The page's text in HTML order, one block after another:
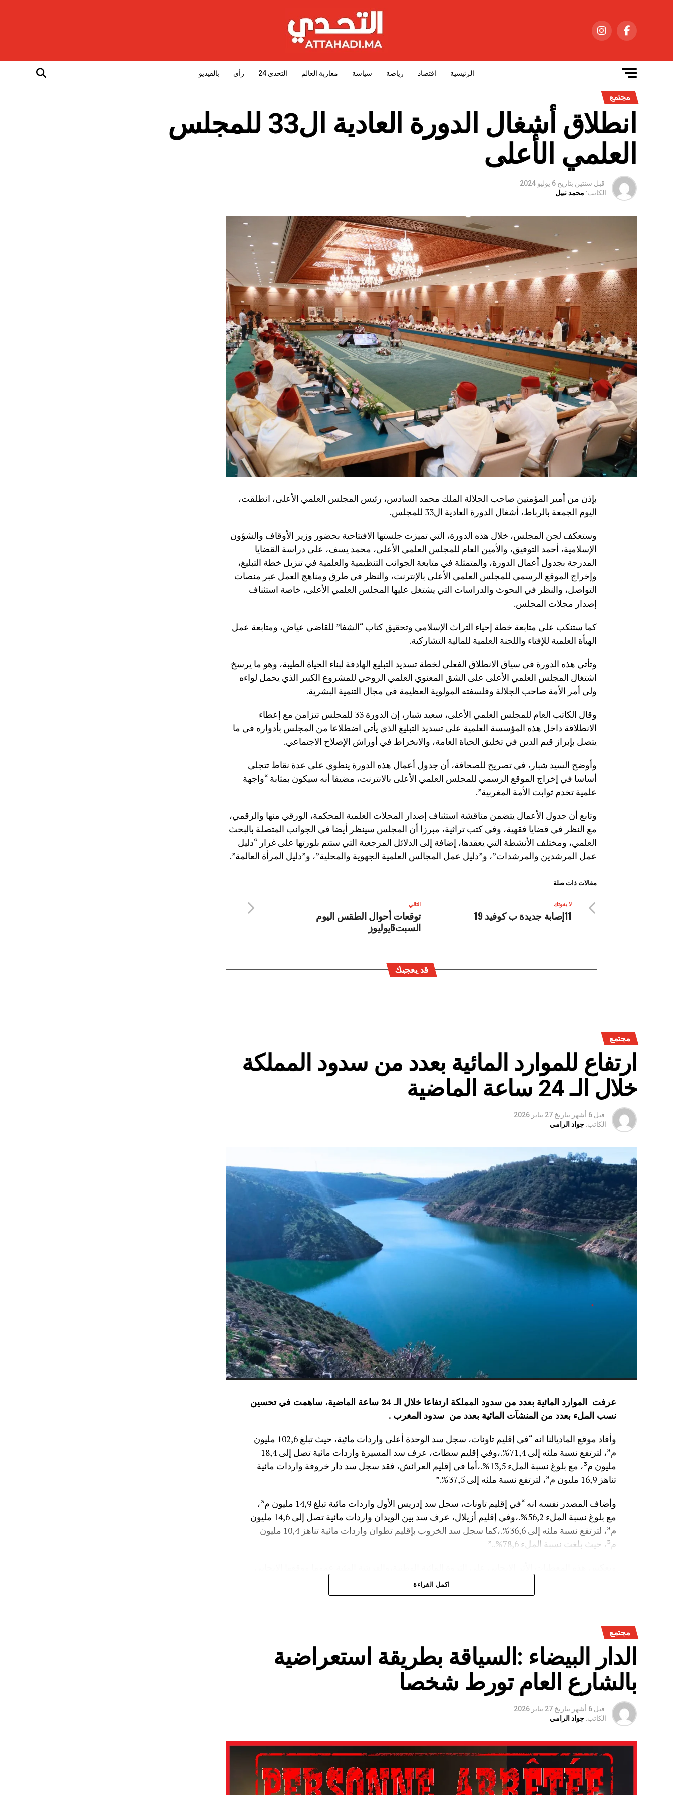
الرئيسية اقتصاد رياضة سياسة مغاربة العالم التحدي 24 رأي بالفيديو
مجتمع
انطلاق أشغال الدورة العادية ال33 للمجلس
العلمي الأعلى
قبل سنتين بتاريخ 6 يوليو 2024
الكاتب: محمد نبيل
بإذن من أمير المؤمنين صاحب الجلالة الملك محمد السادس، رئيس المجلس العلمي الأعلى، انطلقت،
اليوم الجمعة بالرباط، أشغال الدورة العادية ال33 للمجلس.
وستعكف لجن المجلس، خلال هذه الدورة، التي تميزت جلستها الافتتاحية بحضور وزير الأوقاف والشؤون
الإسلامية، أحمد التوفيق، والأمين العام للمجلس العلمي الأعلى، محمد يسف، على دراسة القضايا
المدرجة بجدول أعمال الدورة، والمتمثلة في متابعة الجوانب التنظيمية والعلمية في تنزيل خطة التبليغ،
وإخراج الموقع الرسمي للمجلس العلمي الأعلى بالإنترنت، والنظر في طرق ومناهج العمل عبر منصات
التواصل، والنظر في البحوث والدراسات التي يشتغل عليها المجلس العلمي الأعلى، خاصة استئناف
إصدار مجلات المجلس.
كما ستنكب على متابعة خطة إحياء التراث الإسلامي وتحقيق كتاب “الشفا” للقاضي عياض، ومتابعة عمل
الهيأة العلمية للإفتاء واللجنة العلمية للمالية التشاركية.
وتأتي هذه الدورة في سياق الانطلاق الفعلي لخطة تسديد التبليغ الهادفة لبناء الحياة الطيبة، وهو ما يرسخ
اشتغال المجلس العلمي الأعلى على الشق المعنوي العلمي الروحي للمشروع الكبير الذي يحمل لواءه
ولي أمر الأمة صاحب الجلالة وفلسفته المولوية العظيمة في مجال التنمية البشرية.
وقال الكاتب العام للمجلس العلمي الأعلى، سعيد شبار، إن الدورة 33 للمجلس تتزامن مع إعطاء
الانطلاقة داخل هذه المؤسسة العلمية على تسديد التبليغ الذي يأتي اضطلاعا من المجلس بأدواره في ما
يتصل بإبراز قيم الدين في تخليق الحياة العامة، والانخراط في أوراش الإصلاح الاجتماعي.
وأوضح السيد شبار، في تصريح للصحافة، أن جدول أعمال هذه الدورة ينطوي على عدة نقاط تتجلى
أساسا في إخراج الموقع الرسمي للمجلس العلمي الأعلى بالانترنت، مضيفا أنه سيكون بمثابة “واجهة
علمية تخدم ثوابت الأمة المغربية”.
وتابع أن جدول الأعمال يتضمن مناقشة استئناف إصدار المجلات العلمية المحكمة، الورقي منها والرقمي،
مع النظر في قضايا فقهية، وفي كتب تراثية، مبرزا أن المجلس سينظر أيضا في الجوانب المتصلة بالبحث
العلمي، ومختلف الأنشطة التي يعقدها، إضافة إلى الدلائل المرجعية التي ستتم بلورتها على غرار “دليل
عمل المرشدين والمرشدات”، و”دليل عمل المجالس العلمية الجهوية والمحلية”، و”دليل المرأة العالمة”.
مقالات ذات صلة
التالي
توقعات أحوال الطقس اليوم
السبت6يوليوز
لا يفوتك
11إصابة جديدة ب كوفيد 19
قد يعجبك
مجتمع
ارتفاع للموارد المائية بعدد من سدود المملكة
خلال الـ 24 ساعة الماضية
قبل 6 أشهر بتاريخ 27 يناير 2026
الكاتب: جواد الرامي
عرفت الموارد المائية بعدد من سدود المملكة ارتفاعا خلال الـ 24 ساعة الماضية، ساهمت في تحسين
نسب الملء بعدد من المنشآت المائية بعدد من سدود المغرب .
وأفاد موقع الماديالنا انه “في إقليم تاونات، سجل سد الوحدة أعلى واردات مائية، حيث تبلغ 102,6 مليون
م³، لترتفع نسبة ملئه إلى 71,4%.،وفي إقليم سطات، عرف سد المسيرة واردات مائية تصل إلى 18,4
مليون م³، مع بلوغ نسبة الملء 13,5%.،أما في إقليم العرائش، فقد سجل سد دار خروفة واردات مائية
تناهز 16,9 مليون م³، لترتفع نسبة ملئه إلى 37,5%.”
وأضاف المصدر نفسه انه “في إقليم تاونات، سجل سد إدريس الأول واردات مائية تبلغ 14,9 مليون م³،
مع بلوغ نسبة الملء 56,2%.،وفي إقليم أزيلال، عرف سد بين الويدان واردات مائية تصل إلى 14,6 مليون
م³، لترتفع نسبة ملئه إلى 36,6%.،كما سجل سد الخروب بإقليم تطوان واردات مائية تناهز 10,4 مليون
م³، حيث بلغت نسبة الملء 78,6%..”
اكمل القراءة
مجتمع
الدار البيضاء :السياقة بطريقة استعراضية
بالشارع العام تورط شخصا
قبل 6 أشهر بتاريخ 27 يناير 2026
الكاتب: جواد الرامي